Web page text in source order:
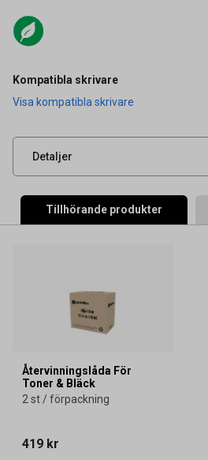
Kompatibla skrivare
Visa kompatibla skrivare
Detaljer
Artikelnummer
Leverantörens
UNSPSC
Tillhörande produkter
Återvinningslåda För
Toner & Bläck
2 st / förpackning
419 kr